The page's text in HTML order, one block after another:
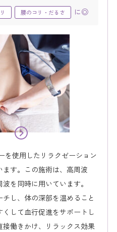
腰のコリ・だるさ に◎
を使用したリラクゼーション
ます。この施術は、高周波
を同時に用いています。
し、体の深部を温めること
して血行促進をサポートし
働きかけ、リラックス効果